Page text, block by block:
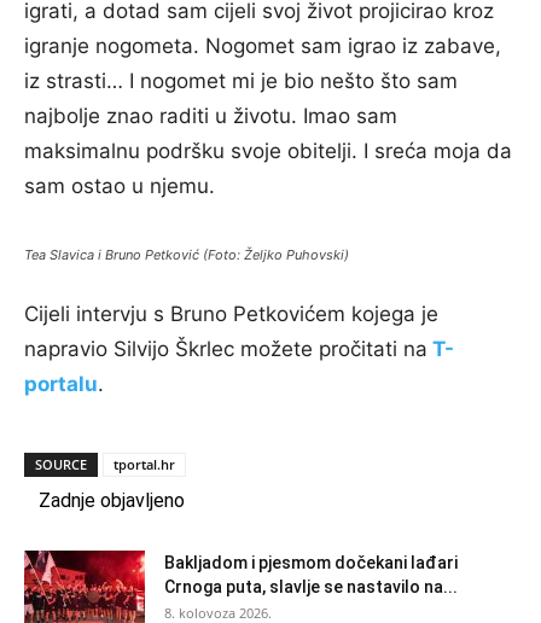
igrati, a dotad sam cijeli svoj život projicirao kroz
igranje nogometa. Nogomet sam igrao iz zabave,
iz strasti… I nogomet mi je bio nešto što sam
najbolje znao raditi u životu. Imao sam
maksimalnu podršku svoje obitelji. I sreća moja da
sam ostao u njemu.
Tea Slavica i Bruno Petković (Foto: Željko Puhovski)
Cijeli intervju s Bruno Petkovićem kojega je
napravio Silvijo Škrlec možete pročitati na T-
portalu.
SOURCE tportal.hr
Zadnje objavljeno
Bakljadom i pjesmom dočekani lađari
Crnoga puta, slavlje se nastavilo na...
8. kolovoza 2026.